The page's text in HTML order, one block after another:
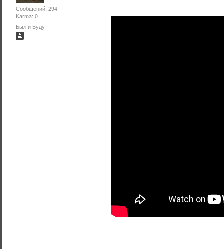
Сообщений: 294
Karma: 0
Был и Буду